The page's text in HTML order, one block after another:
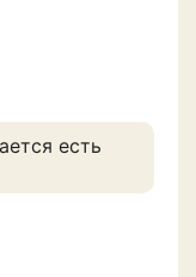
есть